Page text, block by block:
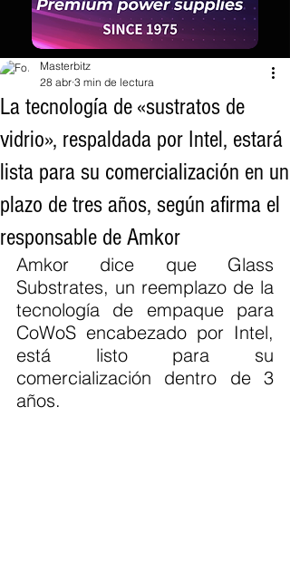
La tecnología de «sustratos de
vidrio», respaldada por Intel, estará
lista para su comercialización en un
plazo de tres años, según afirma el
responsable de Amkor
Masterbitz
28 abr 3 min de lectura
Amkor dice que Glass
Substrates, un reemplazo de la
tecnología de empaque para
CoWoS encabezado por Intel,
está listo para su
comercialización dentro de 3
años.